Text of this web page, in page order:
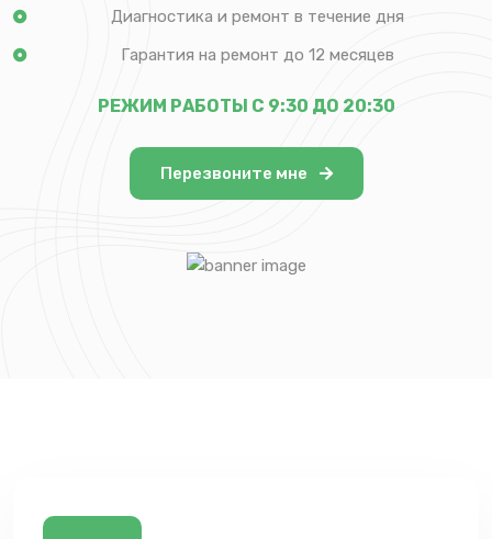
Диагностика и ремонт в течение дня
Гарантия на ремонт до 12 месяцев
РЕЖИМ РАБОТЫ С 9:30 ДО 20:30
Перезвоните мне